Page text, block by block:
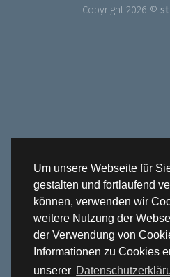
Um unsere Webseite für
gestalten und fortlaufend
können, verwenden wir
weitere Nutzung der
der Verwendung von
Informationen zu Cookies
unserer
Copyright 2026 ©